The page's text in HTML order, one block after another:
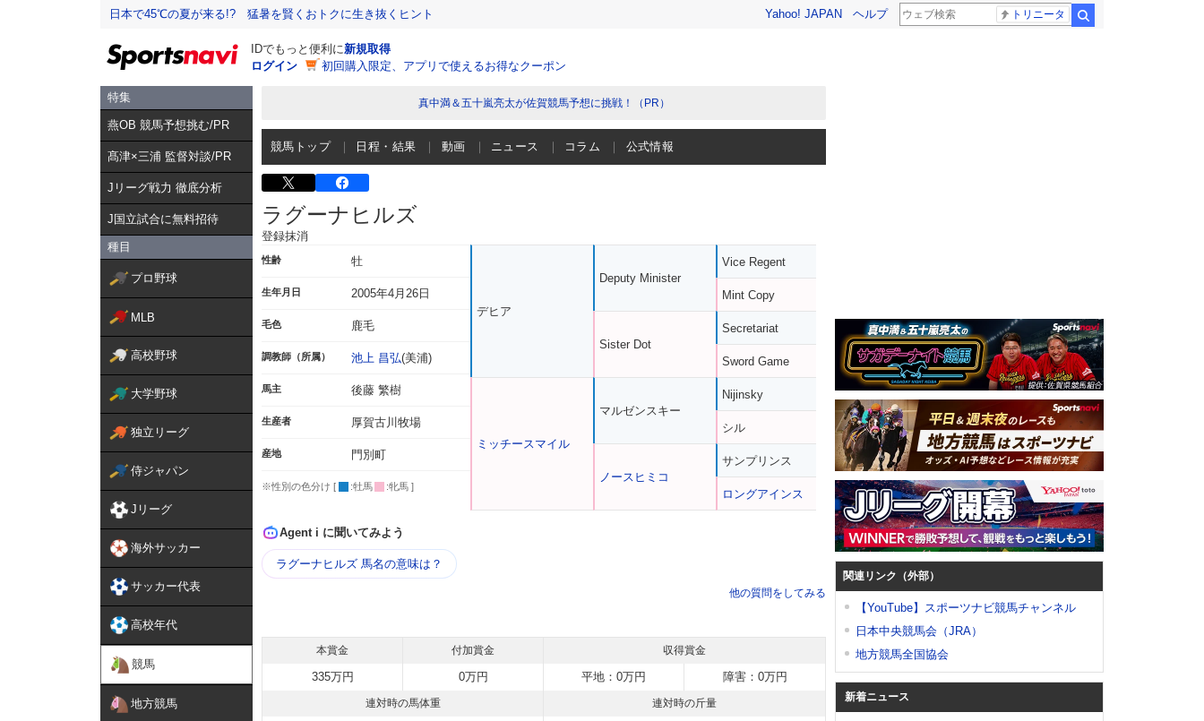
日本で45℃の夏が来る!? 猛暑を賢くおトクに生き抜くヒント Yahoo! JAPAN ヘルプ トリニータ
IDでもっと便利に新規取得
ログイン
初回購入限定、アプリで使えるお得なクーポン
特集
燕OB 競馬予想挑む/PR
髙津×三浦 監督対談/PR
Jリーグ戦力 徹底分析
J国立試合に無料招待
種目
プロ野球
MLB
高校野球
大学野球
独立リーグ
侍ジャパン
Jリーグ
海外サッカー
サッカー代表
高校年代
競馬
地方競馬
真中満＆五十嵐亮太が佐賀競馬予想に挑戦！（PR）
競馬トップ 日程・結果 動画 ニュース コラム 公式情報
ラグーナヒルズ
登録抹消
性齢 牡
生年月日 2005年4月26日
毛色 鹿毛
調教師（所属） 池上 昌弘(美浦)
馬主 後藤 繁樹
生産者 厚賀古川牧場
産地 門別町
※性別の色分け [ :牡馬 :牝馬 ]
デヒア
ミッチースマイル
Deputy Minister
Sister Dot
マルゼンスキー
ノースヒミコ
Vice Regent
Mint Copy
Secretariat
Sword Game
Nijinsky
シル
サンプリンス
ロングアインス
Agent i に聞いてみよう
ラグーナヒルズ 馬名の意味は？
他の質問をしてみる
本賞金 付加賞金 収得賞金
335万円 0万円 平地：0万円 障害：0万円
連対時の馬体重 連対時の斤量
関連リンク（外部）
【YouTube】スポーツナビ競馬チャンネル
日本中央競馬会（JRA）
地方競馬全国協会
新着ニュース